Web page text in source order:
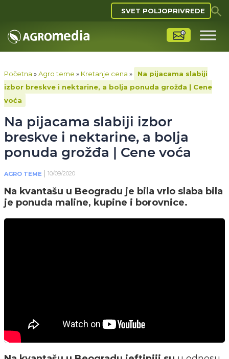
SVET POLJOPRIVREDE
Početna »Agro teme » Kretanje cena »
Na pijacama slabiji
izbor breskve i nektarine, a bolja ponuda grožđa | Cene
voća
Na pijacama slabiji izbor
breskve i nektarine, a bolja
ponuda grožđa | Cene voća
AGRO TEME 10/09/2020
Na kvantašu u Beogradu je bila vrlo slaba bila
je ponuda maline, kupine i borovnice.